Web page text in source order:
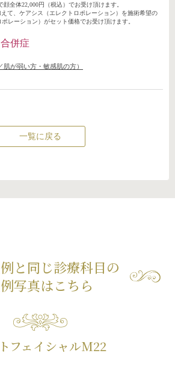
全体22,000円（税込）でお受け頂けます。
て、ケアシス（エレクトロポレーション）を施術希望の
レーション）がセット価格でお受け頂けます。
併症
が弱い方・敏感肌の方）
一覧に戻る
と同じ診療科目の
写真はこちら
フェイシャルM22